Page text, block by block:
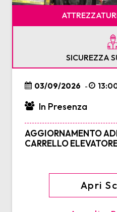
SICUREZZA
03/09/2026 -
In Presenza
AGGIORNAMENTO
CARRELLO
Apri